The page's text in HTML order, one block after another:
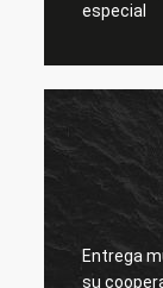
especial
Entrega
su